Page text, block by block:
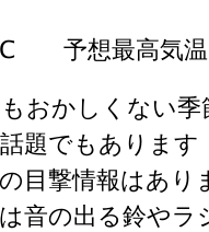
予想最高
おかしくない
題でもあります
目撃情報はあ
音の出る鈴や